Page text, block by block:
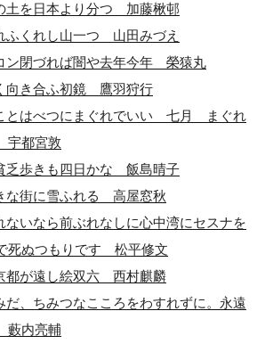
土を日本より分つ 加藤楸邨
ふくれし山一つ 山田みづえ
ン閉づれば闇や去年今年 榮猿丸
向き合ふ初鏡 鷹羽狩行
とはべつにまぐれでいい 七月 まぐれ
宇都宮敦
乏歩きも四日かな 飯島晴子
な街に雪ふれる 高屋窓秋
ないなら前ぶれなしに心中湾にセスナを
死ぬつもりです 松平修文
都が遠し絵双六 西村麒麟
だ、ちみつなこころをわすれずに。永遠
藪内亮輔